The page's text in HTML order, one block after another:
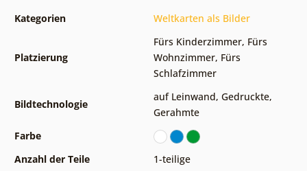
Kategorien Weltkarten als Bilder
Platzierung
Fürs Kinderzimmer, Fürs
Wohnzimmer, Fürs
Schlafzimmer
Bildtechnologie
auf Leinwand, Gedruckte,
Gerahmte
Farbe
Anzahl der Teile
1-teilige